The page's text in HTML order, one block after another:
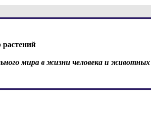
мира в жизни человека и животных